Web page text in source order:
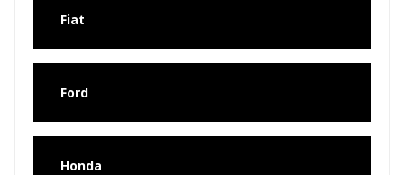
Fiat
Ford
Honda